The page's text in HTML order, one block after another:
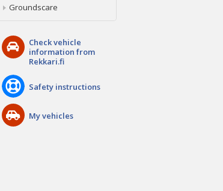
Groundscare
Check vehicle
information from
Rekkari.fi
Safety instructions
My vehicles